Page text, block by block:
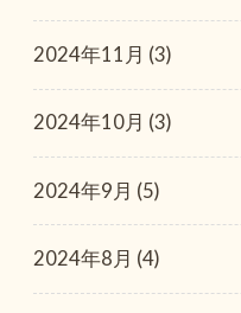
2024年11月 (3)
2024年10月 (3)
2024年9月 (5)
2024年8月 (4)